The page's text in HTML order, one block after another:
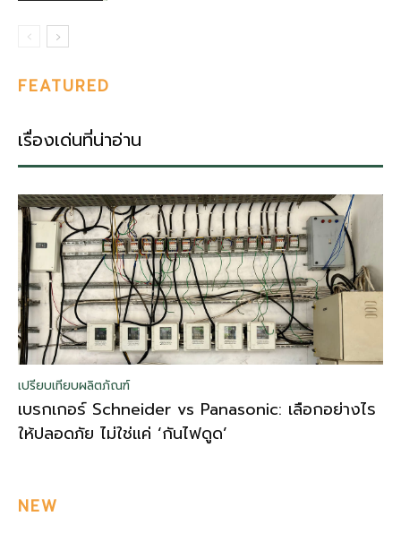
FEATURED
เรื่องเด่นที่น่าอ่าน
เปรียบเทียบผลิตภัณฑ์
เบรกเกอร์ Schneider vs Panasonic: เลือกอย่างไร
ให้ปลอดภัย ไม่ใช่แค่ ‘กันไฟดูด’
NEW